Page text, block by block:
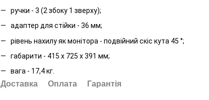
ручки - 3 (2 збоку 1 зверху);
адаптер для стійки - 36 мм;
рівень нахилу як монітора - подвійний скіс кута 45 °;
габарити - 415 х 725 х 391 мм;
вага - 17,4 кг.
Доставка Оплата Гарантія